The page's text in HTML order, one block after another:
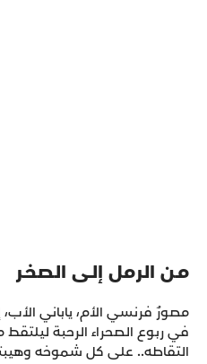
مـن الرمل إلـى الصخـر
مصورٌ فرنسي الأم، ياباني
في ربوع الصحراء الرحبة
التقاطه.. على كل شموخه